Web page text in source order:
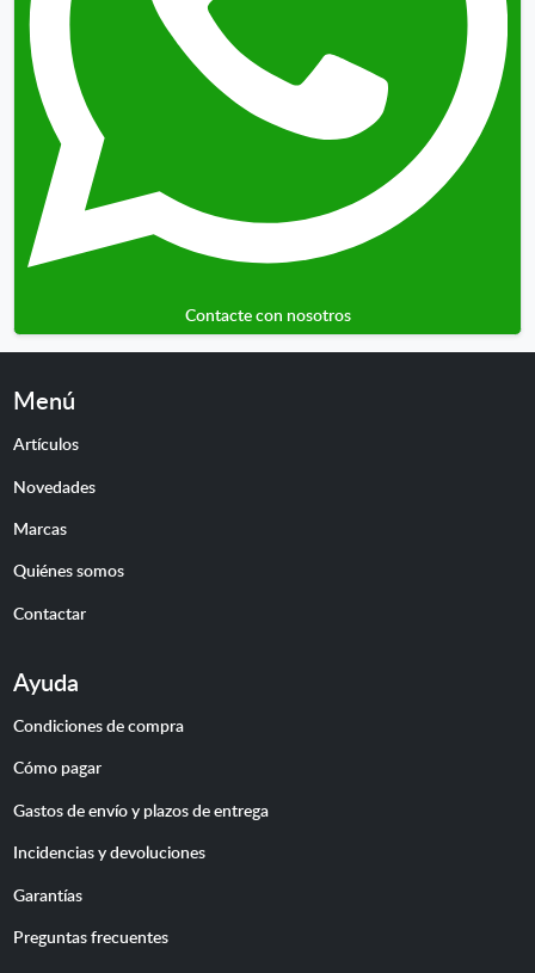
Contacte con nosotros
Menú
Artículos
Novedades
Marcas
Quiénes somos
Contactar
Ayuda
Condiciones de compra
Cómo pagar
Gastos de envío y plazos de entrega
Incidencias y devoluciones
Garantías
Preguntas frecuentes